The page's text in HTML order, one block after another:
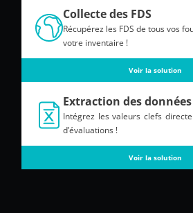
Collecte des FDS
Récupérez les FDS de tous vos
votre inventaire !
Voir la solution
Extraction des données
Intégrez les valeurs clefs
d’évaluations !
Voir la solution